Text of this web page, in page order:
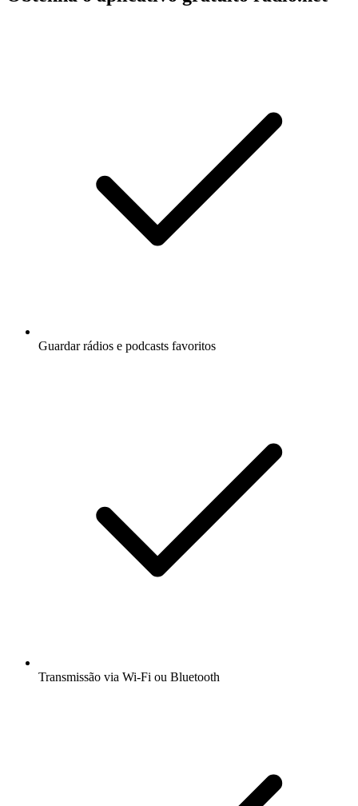
Guardar rádios e podcasts favoritos
Transmissão via Wi-Fi ou Bluetooth